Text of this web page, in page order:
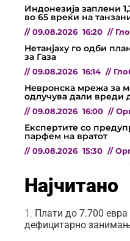
Индонезија заплени
во 65 вреќи на
// 09.08.2026 16:20 //
Нетанјаху го одби
за Газа
// 09.08.2026 16:14 //
Невронска мрежа за
одлучува дали вреди
// 09.08.2026 16:00 //
Експертите со
парфем на вратот
// 09.08.2026 15:30 //
Најчитано
Плати до 7.700 евра
дефицитарно